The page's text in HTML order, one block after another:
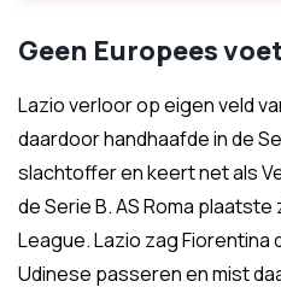
Geen Europees
Lazio verloor op eigen veld
daardoor handhaafde in de
slachtoffer en keert net als
de Serie B. AS Roma
League. Lazio zag
Udinese passeren en mist